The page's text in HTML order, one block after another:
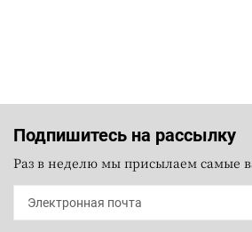
Подпишитесь на рассылку
Раз в неделю мы присылаем самые